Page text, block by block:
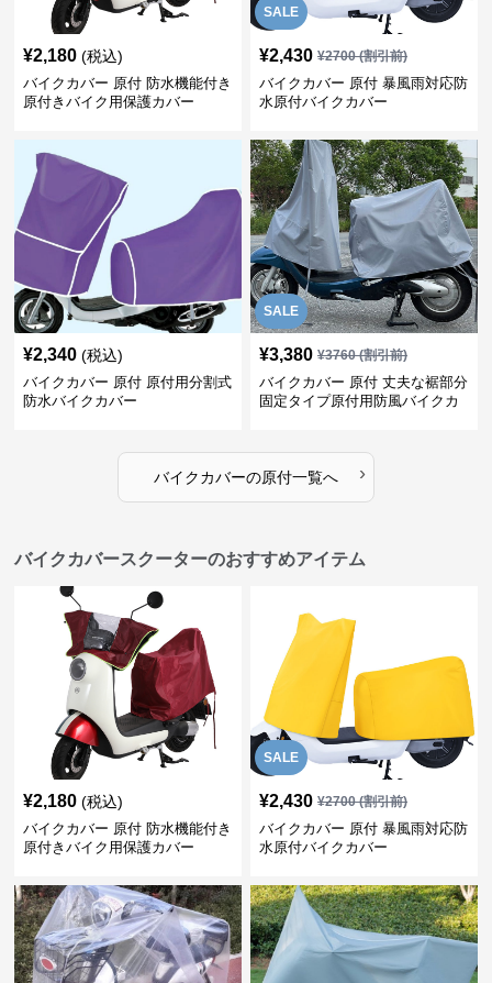
¥2,180 (税込)
バイクカバー 原付 防水機能付き
原付きバイク用保護カバー
SALE
¥2,430 ¥2700(割引前)
バイクカバー 原付 暴風雨対応防
水原付バイクカバー
¥2,340 (税込)
バイクカバー 原付 原付用分割式
防水バイクカバー
SALE
¥3,380 ¥3760(割引前)
バイクカバー 原付 丈夫な裾部分
固定タイプ原付用防風バイクカ
バイクカバーの原付一覧へ ›
バイクカバースクーターのおすすめアイテム
¥2,180 (税込)
バイクカバー 原付 防水機能付き
原付きバイク用保護カバー
SALE
¥2,430 ¥2700(割引前)
バイクカバー 原付 暴風雨対応防
水原付バイクカバー